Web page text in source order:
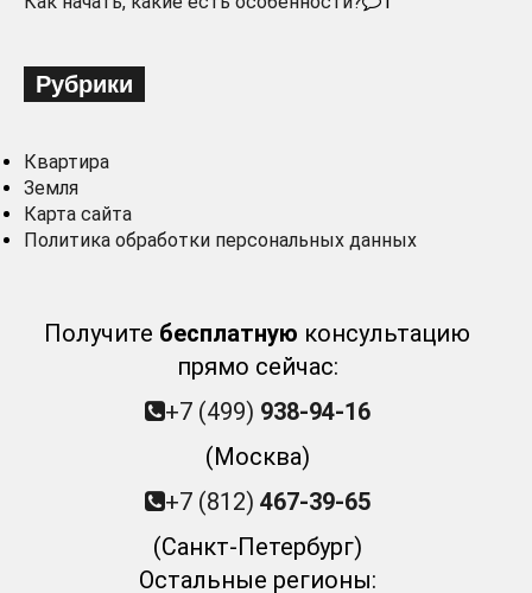
Рубрики
Квартира
Земля
Карта сайта
Политика обработки персональных данных
Получите бесплатную консультацию
прямо сейчас:
+7 (499) 938-94-16
(Москва)
+7 (812) 467-39-65
(Санкт-Петербург)
Остальные регионы: